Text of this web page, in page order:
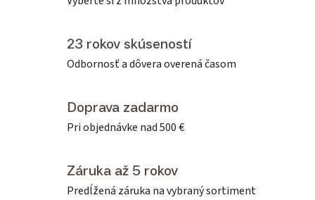
23 rokov skúseností
Odbornosť a dôvera overená časom
Doprava zadarmo
Pri objednávke nad 500 €
Záruka až 5 rokov
Predĺžená záruka na vybraný sortiment